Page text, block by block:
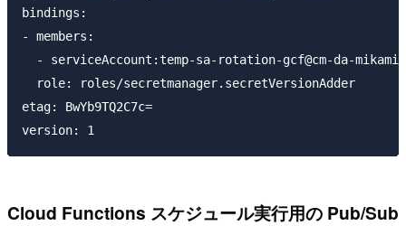
bindings:
- members:
- serviceAccount:temp-sa-rotation-gcf@cm-da-
  role: roles/secretmanager.secretVersionAdder
etag: BwYb9TQ2C7c=
Cloud Functions スケジュール実行用の Pub/Sub